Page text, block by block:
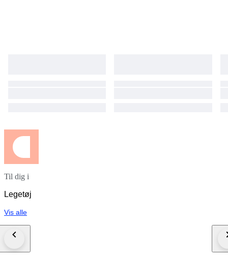
Til dig i
Legetøj
Vis alle